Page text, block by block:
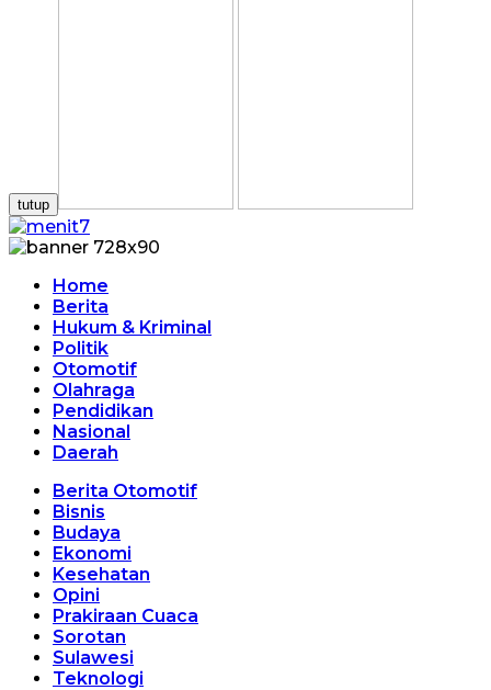
tutup
Home
Berita
Hukum & Kriminal
Politik
Otomotif
Olahraga
Pendidikan
Nasional
Daerah
Berita Otomotif
Bisnis
Budaya
Ekonomi
Kesehatan
Opini
Prakiraan Cuaca
Sorotan
Sulawesi
Teknologi